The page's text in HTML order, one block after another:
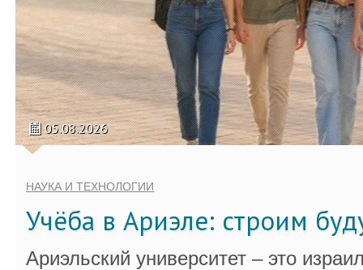
05.08.2026
НАУКА И ТЕХНОЛОГИИ
Учёба в Ариэле: строим
Ариэльский университет – это